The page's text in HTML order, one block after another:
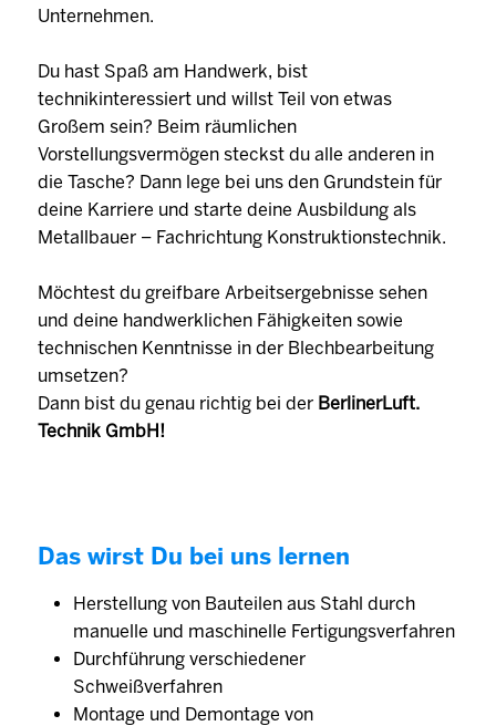
Unternehmen.
Du hast Spaß am Handwerk, bist
technikinteressiert und willst Teil von etwas
Großem sein? Beim räumlichen
Vorstellungsvermögen steckst du alle anderen in
die Tasche? Dann lege bei uns den Grundstein für
deine Karriere und starte deine Ausbildung als
Metallbauer – Fachrichtung Konstruktionstechnik.
Möchtest du greifbare Arbeitsergebnisse sehen
und deine handwerklichen Fähigkeiten sowie
technischen Kenntnisse in der Blechbearbeitung
umsetzen?
Dann bist du genau richtig bei der BerlinerLuft.
Technik GmbH!
Das wirst Du bei uns lernen
Herstellung von Bauteilen aus Stahl durch
manuelle und maschinelle Fertigungsverfahren
Durchführung verschiedener
Schweißverfahren
Montage und Demontage von